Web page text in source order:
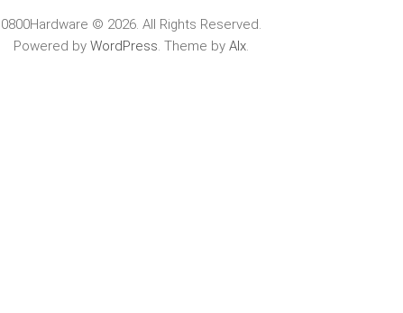
0800Hardware © 2026. All Rights Reserved.
Powered by WordPress. Theme by Alx.